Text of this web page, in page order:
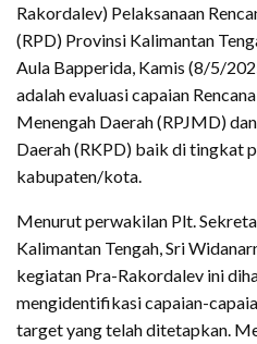
Rakordalev) Pelaksanaan
(RPD) Provinsi Kalimantan
Aula Bapperida, Kamis (8/5/
adalah evaluasi capaian
Menengah Daerah (RPJMD)
Daerah (RKPD) baik di tingkat
kabupaten/kota.
Menurut perwakilan Plt.
Kalimantan Tengah, Sri
kegiatan Pra-Rakordalev ini
mengidentifikasi capaian-
target yang telah ditetapkan.